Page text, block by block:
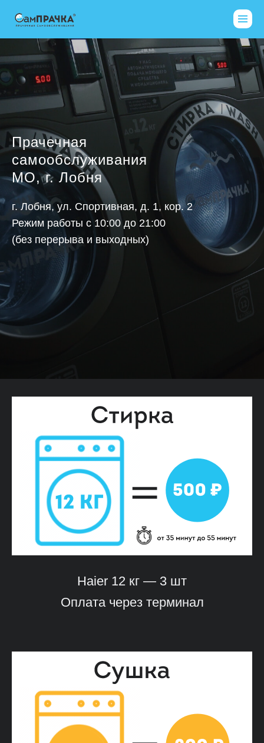
Прачечная
самообслуживания
МО, г. Лобня
г. Лобня, ул. Спортивная, д. 1, кор. 2
Режим работы с 10:00 до 21:00
(без перерыва и выходных)
Haier 12 кг — 3 шт
Оплата через терминал